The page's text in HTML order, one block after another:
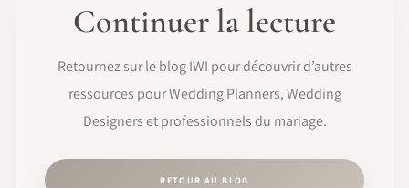
Continuer la lecture
Retournez sur le blog IWI pour découvrir d’autres
ressources pour Wedding Planners, Wedding
Designers et professionnels du mariage.
RETOUR AU BLOG